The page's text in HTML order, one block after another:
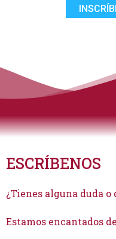
ESCRÍBENOS
¿Tienes alguna duda
Estamos encantados